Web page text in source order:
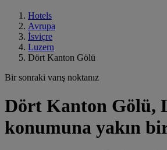
Hotels
Avrupa
İsviçre
Luzern
Dört Kanton Gölü
Bir sonraki varış noktanız
Dört Kanton Gölü,
konumuna yakın